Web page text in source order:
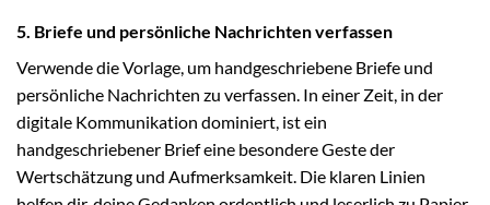
5. Briefe und persönliche Nachrichten verfassen
Verwende die Vorlage, um handgeschriebene Briefe und
persönliche Nachrichten zu verfassen. In einer Zeit, in der
digitale Kommunikation dominiert, ist ein
handgeschriebener Brief eine besondere Geste der
Wertschätzung und Aufmerksamkeit. Die klaren Linien